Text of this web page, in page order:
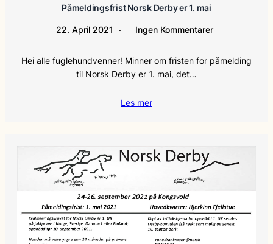
Påmeldingsfrist Norsk Derby er 1. mai
22. April 2021 Ingen Kommentarer
Hei alle fuglehundvenner! Minner om fristen for påmelding
til Norsk Derby er 1. mai, det…
Les mer